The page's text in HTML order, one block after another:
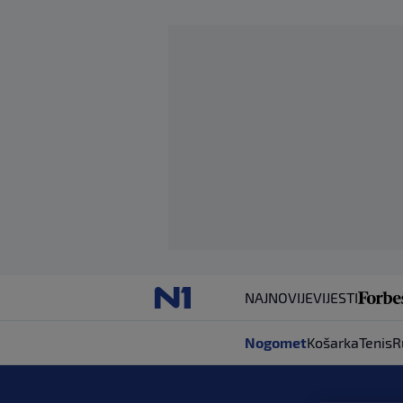
NAJNOVIJEVIJESTI
NogometKošarkaTenis